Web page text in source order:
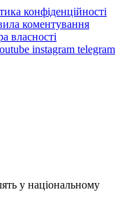
конфіденційності
коментування
власності
instagram telegram
у національному